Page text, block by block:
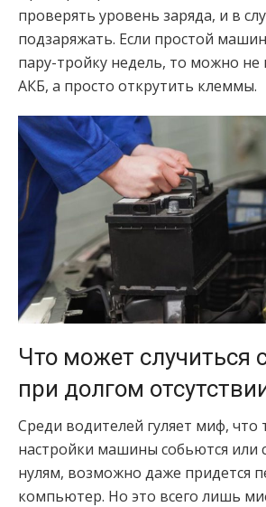
проверять уровень заряда, и в
подзаряжать. Если простой
пару-тройку недель, то можно не
АКБ, а просто открутить клеммы.
Что может случиться
при долгом
Среди водителей гуляет миф, что
настройки машины собьются или
нулям, возможно даже придется
компьютер. Но это всего лишь